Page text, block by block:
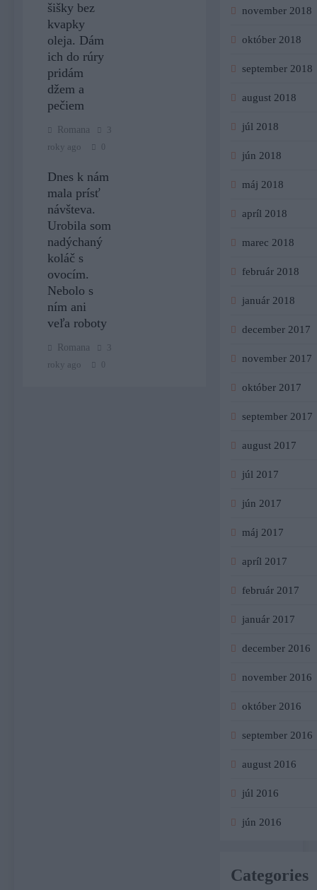
šišky bez
kvapky
oleja. Dám
ich do rúry
pridám
džem a
pečiem
Romana
3
roky ago
Dnes k nám
mala prísť
návšteva.
Urobila som
nadýchaný
koláč s
ovocím.
Nebolo s
ním ani
veľa roboty
Romana
3
roky ago
november 2018
október 2018
september 2018
august 2018
júl 2018
jún 2018
máj 2018
apríl 2018
marec 2018
február 2018
január 2018
december 2017
november 2017
október 2017
september 2017
august 2017
júl 2017
jún 2017
máj 2017
apríl 2017
február 2017
január 2017
december 2016
november 2016
október 2016
september 2016
august 2016
júl 2016
jún 2016
Categories